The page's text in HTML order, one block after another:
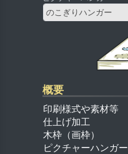
のこぎりハンガー
概要
印刷様式や素材等
仕上げ加工
木枠（画枠）
ピクチャーハンガー